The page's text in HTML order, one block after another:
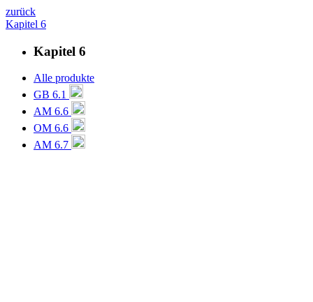
zurück
Kapitel 6
Kapitel 6
Alle produkte
GB 6.1
AM 6.6
OM 6.6
AM 6.7